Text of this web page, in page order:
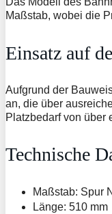
Maßstab, wobei die
Einsatz auf
Aufgrund der
an, die über
Platzbedarf von über
Technische
Maßstab: Spur
Länge: 510 mm